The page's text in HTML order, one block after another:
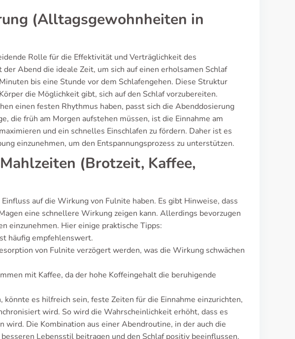
(Alltagsgewohnheiten in
Rolle für die Effektivität und Verträglichkeit des
Abend die ideale Zeit, um sich auf einen erholsamen Schlaf
bis eine Stunde vor dem Schlafengehen. Diese Struktur
die Möglichkeit gibt, sich auf den Schlaf vorzubereiten.
einen festen Rhythmus haben, passt sich die Abenddosierung
die früh am Morgen aufstehen müssen, ist die Einnahme am
und ein schnelles Einschlafen zu fördern. Daher ist es
einzunehmen, um den Entspannungsprozess zu unterstützen.
(Brotzeit, Kaffee,
auf die Wirkung von Fulnite haben. Es gibt Hinweise, dass
eine schnellere Wirkung zeigen kann. Allerdings bevorzugen
einzunehmen. Hier einige praktische Tipps:
häufig empfehlenswert.
von Fulnite verzögert werden, was die Wirkung schwächen
mit Kaffee, da der hohe Koffeingehalt die beruhigende
es hilfreich sein, feste Zeiten für die Einnahme einzurichten,
wird. So wird die Wahrscheinlichkeit erhöht, dass es
Die Kombination aus einer Abendroutine, in der auch die
Lebensstil beitragen und den Schlaf positiv beeinflussen.